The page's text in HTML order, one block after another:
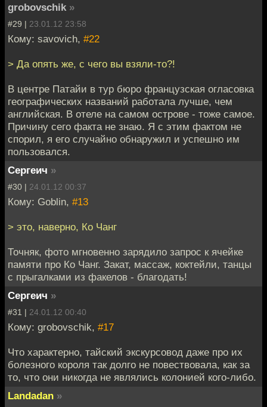
grobovschik »
#29 | 23.01.12 23:58
Кому: savovich, #22
> Да опять же, с чего вы взяли-то?!
В центре Патайи в тур бюро французская огласовка
географических названий работала лучше, чем
английская. В отеле на самом острове - тоже самое.
Причину сего факта не знаю. Я с этим фактом не
спорил, я его случайно обнаружил и успешно им
пользовался.
Сергеич »
#30 | 24.01.12 00:37
Кому: Goblin, #13
> это, наверно, Ко Чанг
Точняк, фото мгновенно зарядило запрос к ячейке
памяти про Ко Чанг. Закат, массаж, коктейли, танцы
с прыгалками из факелов - благодать!
Сергеич »
#31 | 24.01.12 00:40
Кому: grobovschik, #17
Что характерно, тайский экскурсовод даже про их
болезного короля так долго не повествовала, как за
то, что они никогда не являлись колонией кого-либо.
Landadan »